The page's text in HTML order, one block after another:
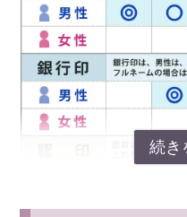
す。 通常、印鑑は決して水洗
れは柘や水牛などの印鑑は水
からです。 チタンの印鑑であ
長く使う上では大きなメリッ
ることがなく、水害にあった
続けることができます。
◆ チタンの印鑑の保管方
め、手入れも保管も手間がか